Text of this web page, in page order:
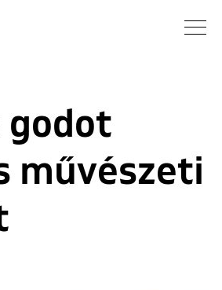
Galéria
Interjú
godot
művészeti